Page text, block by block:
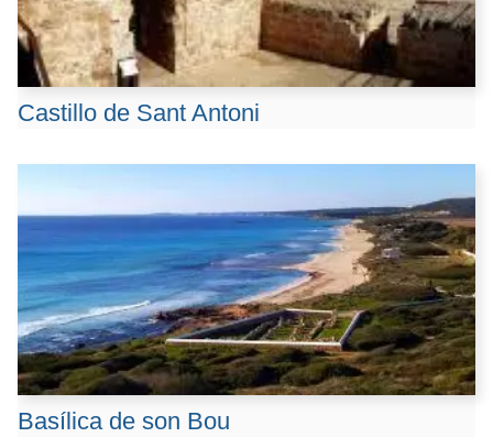
Castillo de Sant Antoni
Basílica de son Bou